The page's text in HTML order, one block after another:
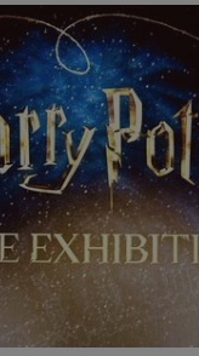
Žloutky vyšlehejte
do nich
vznikl hladký